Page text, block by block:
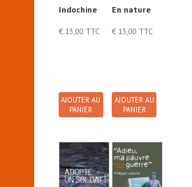
Indochine
€ 13,00 TTC
AJOUTER AU
PANIER
En nature
€ 13,00 TTC
AJOUTER AU
PANIER